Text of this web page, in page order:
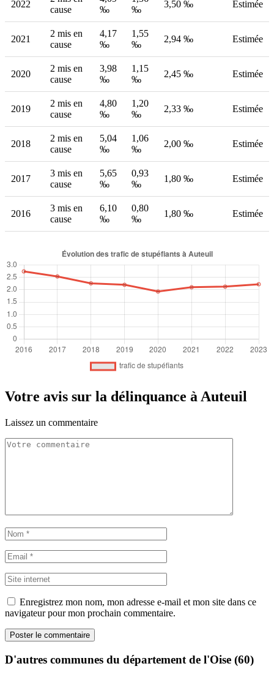
2022
cause
‰
‰
3,50 ‰ Estimée
2021
2 mis en
cause
4,17
‰
1,55
‰
2,94 ‰ Estimée
2020
2 mis en
cause
3,98
‰
1,15
‰
2,45 ‰ Estimée
2019
2 mis en
cause
4,80
‰
1,20
‰
2,33 ‰ Estimée
2018
2 mis en
cause
5,04
‰
1,06
‰
2,00 ‰ Estimée
2017
3 mis en
cause
5,65
‰
0,93
‰
1,80 ‰ Estimée
2016
3 mis en
cause
6,10
‰
0,80
‰
1,80 ‰ Estimée
Votre avis sur la délinquance à Auteuil
Laissez un commentaire
Enregistrez mon nom, mon adresse e-mail et mon site dans ce
navigateur pour mon prochain commentaire.
D'autres communes du département de l'Oise (60)